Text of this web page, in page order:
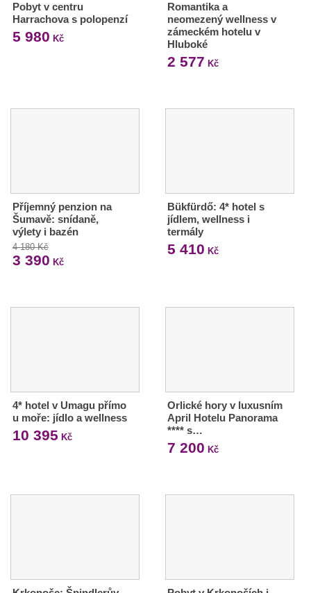
Pobyt v centru
Harrachova s polopenzí
5 980 Kč
Romantika a
neomezený wellness v
zámeckém hotelu v
Hluboké
2 577 Kč
Příjemný penzion na
Šumavě: snídaně,
výlety i bazén
4 180 Kč
3 390 Kč
Bükfürdő: 4* hotel s
jídlem, wellness i
termály
5 410 Kč
4* hotel v Umagu přímo
u moře: jídlo a wellness
10 395 Kč
Orlické hory v luxusním
April Hotelu Panorama
**** s…
7 200 Kč